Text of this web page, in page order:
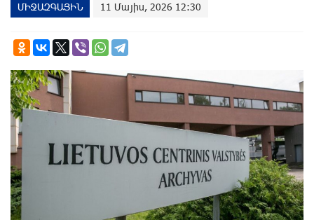
ՄԻՋԱԶԳԱՅԻՆ 11 Մայիս, 2026 12:30